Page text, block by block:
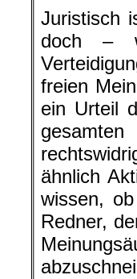
Juristisch
doch –
freien
ein Urteil
ähnlich
wissen,
Redner,